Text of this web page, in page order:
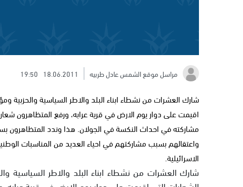
مراسل موقع الشمس عادل طربيه 18.06.2011
19:50
شارك العشرات من نشطاء ابناء البلد والاطر السياسية
اقيمت على دوار يوم الارض في قرية عرابه، ورفع المتظاهرون
مشاركته في احداث النكسة في الجولان. هذا وندد المتظاهرون
واعتقالهم بسبب مشاركتهم في احياء العديد من المناسبات
الاسرائيلية.
شارك العشرات من نشطاء ابناء البلد والاطر